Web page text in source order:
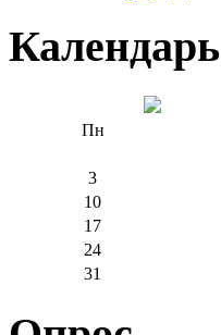
Календарь
Пн
3
10
17
24
31